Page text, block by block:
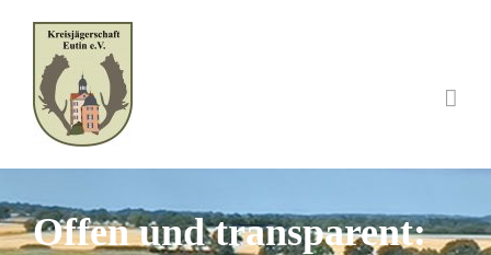
content
Offen und transparent: